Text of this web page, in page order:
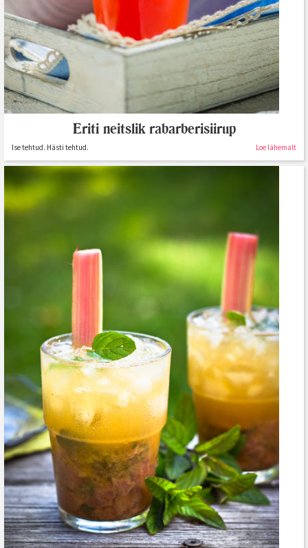
Eriti neitslik rabarberisiirup
Ise tehtud. Hästi tehtud. Loe lähemalt